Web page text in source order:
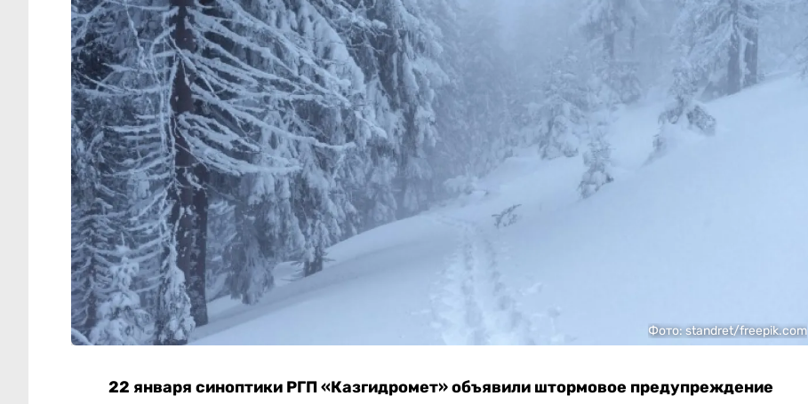
Фото: standret/freepik.com
22 января синоптики РГП «Казгидромет» объявили штормовое предупреждение